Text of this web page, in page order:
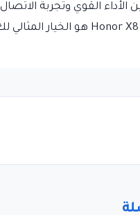
القوي وتجربة الاتصال